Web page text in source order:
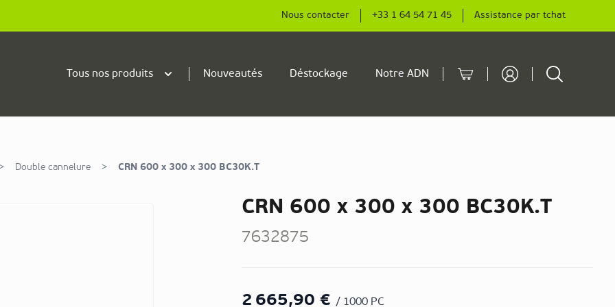
Nous contacter +33 1 64 54 71 45 Assistance par tchat
Tous nos produits Nouveautés Déstockage Notre ADN Cart Rechercher
Double cannelure > CRN 600 x 300 x 300 BC30K.T
CRN 600 x 300 x 300 BC30K.T
7632875
2 665,90 € / 1000 PC